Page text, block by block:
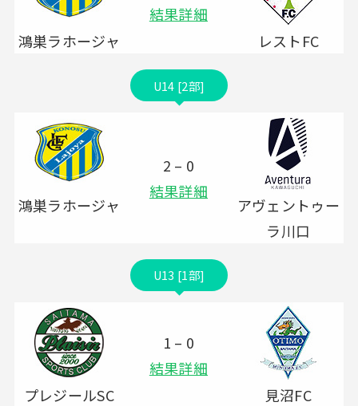
鴻巣ラホージャ
結果詳細
レストFC
U14 [2部]
鴻巣ラホージャ
2 – 0
結果詳細
アヴェントゥー
ラ川口
U13 [1部]
プレジールSC
1 – 0
結果詳細
見沼FC